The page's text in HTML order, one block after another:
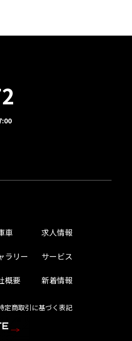
車 求人情報
ラリー サービス
概要 新着情報
定商取引に基づく表記